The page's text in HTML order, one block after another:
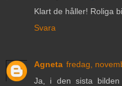
Klart de håller! Roliga
Svara
Agneta fredag,
Ja, i den sista